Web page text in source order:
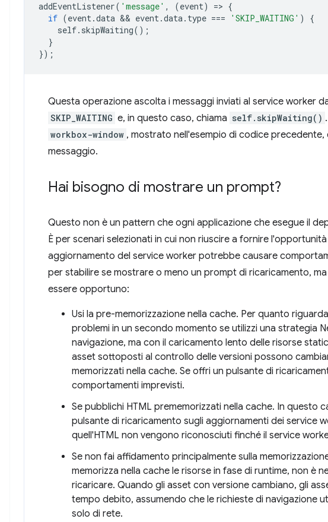
addEventListener( 'message' , (event) => {
if (event.data && event.data. type === 'SKIP_WAITING' )
{
self. skipWaiting();
}
});
Questa operazione ascolta i messaggi inviati al service worker
SKIP_WAITING e, in questo caso, chiama self.skipWaiting()
workbox-window , mostrato nell'esempio di codice
messaggio.
Hai bisogno di mostrare un prompt?
Questo non è un pattern che ogni applicazione che esegue il
È per scenari selezionati in cui non riuscire a fornire
aggiornamento del service worker potrebbe causare
per stabilire se mostrare o meno un prompt di ricaricamento,
essere opportuno:
Usi la pre-memorizzazione nella cache. Per quanto
problemi in un secondo momento se utilizzi una strategia
navigazione, ma con il caricamento lento delle risorse
asset sottoposti al controllo delle versioni possono
memorizzati nella cache. Se offri un pulsante di
comportamenti imprevisti.
Se pubblichi HTML prememorizzati nella cache. In questo
pulsante di ricaricamento sugli aggiornamenti dei service
quell'HTML non vengono riconosciuti finché il service
Se non fai affidamento principalmente sulla
memorizza nella cache le risorse in fase di runtime, non è
ricaricare. Quando gli asset con versione cambiano, gli
tempo debito, assumendo che le richieste di navigazione
solo di rete.